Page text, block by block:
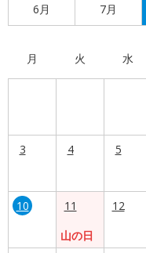
6月 7月
月 火 水
3 4 5
10
11
山の日
12